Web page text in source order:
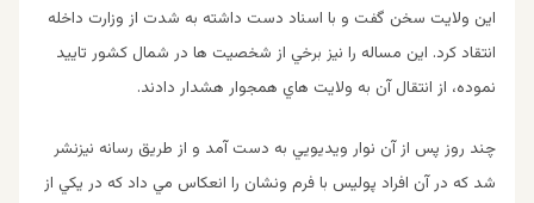
اين ولايت سخن گفت و با اسناد دست داشته به شدت از وزارت داخله
انتقاد كرد. اين مساله را نيز برخي از شخصيت ها در شمال كشور تاييد
نموده، از انتقال آن به ولايت هاي همجوار هشدار دادند.
چند روز پس از آن نوار ويديويي به دست آمد و از طريق رسانه نيزنشر
شد كه در آن افراد پوليس با فرم ونشان را انعكاس مي داد كه در يكي از